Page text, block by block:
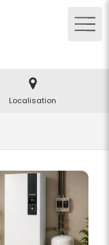
Localisation